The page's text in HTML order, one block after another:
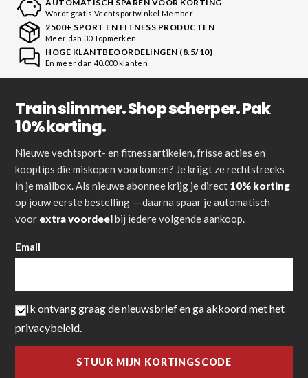
AUTOMATISCH SPAREN VOOR KORTING
Wordt gratis Vechtsportwinkel Member
2500+ SPORT EN FITNESS PRODUCTEN
Meer dan 30 Topmerken
HOGE KLANTBEOORDELINGEN (8.5/10)
En meer dan 40.000 klanten
Train slimmer. Shop scherper. Pak
10% korting.
Nieuwe vechtsport- en fitnessartikelen, frisse acties en
kooptips die miskopen voorkomen? Je krijgt ze rechtstreeks
in je mailbox. Als nieuwe abonnee krijg je direct 10% korting
op jouw eerste bestelling — daarna spaar je automatisch
voor extra voordeelbij iedere volgende aankoop.
Email
Ik ontvang graag de nieuwsbrief en ga akkoord met het
privacybeleid